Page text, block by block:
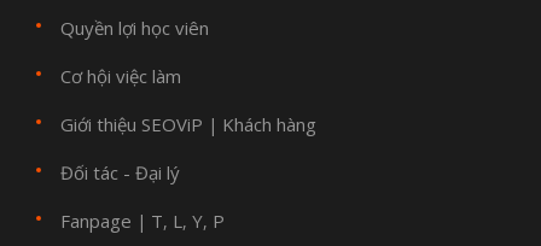
Quyền lợi học viên
Cơ hội việc làm
Giới thiệu SEOViP | Khách hàng
Đối tác - Đại lý
Fanpage | T, L, Y, P